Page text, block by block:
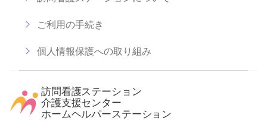
ご利用の手続き
個人情報保護への取り組み